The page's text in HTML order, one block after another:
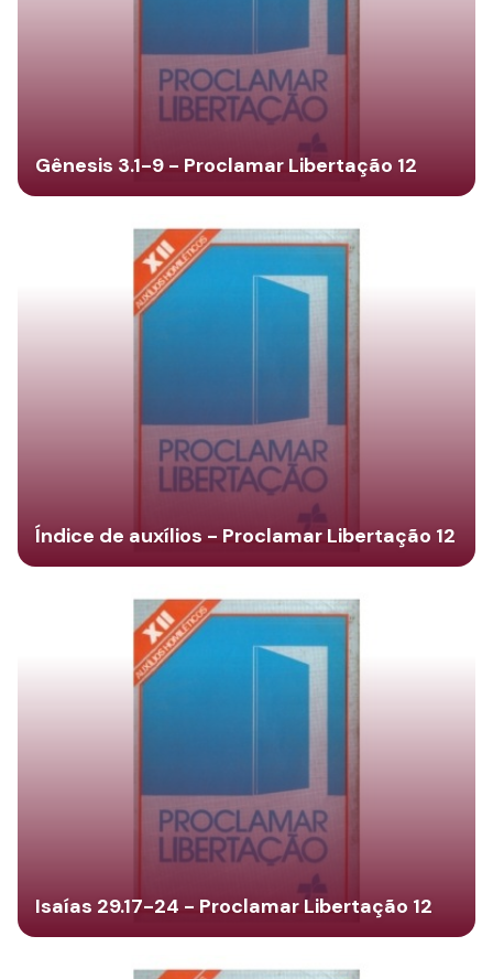
Gênesis 3.1-9 - Proclamar Libertação 12
Índice de auxílios - Proclamar Libertação 12
Isaías 29.17-24 - Proclamar Libertação 12